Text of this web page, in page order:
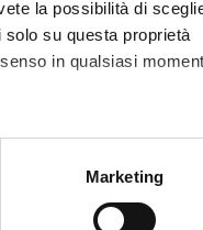
la possibilità di
su questa proprietà
in qualsiasi
metro,Marketing